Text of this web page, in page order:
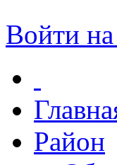
Войти на
Район